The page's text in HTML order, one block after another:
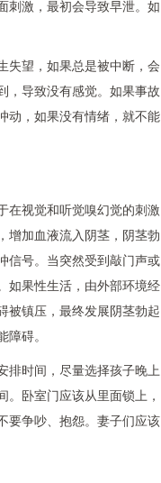
刺激，最初会导致早泄。如
失望，如果总是被中断，会
，导致没有感觉。如果事故
动，如果没有情绪，就不能
在视觉和听觉嗅幻觉的刺激
增加血液流入阴茎，阴茎勃
信号。当突然受到敲门声或
如果性生活，由外部环境经
被镇压，最终发展阴茎勃起
障碍。
排时间，尽量选择孩子晚上
。卧室门应该从里面锁上，
要争吵、抱怨。妻子们应该